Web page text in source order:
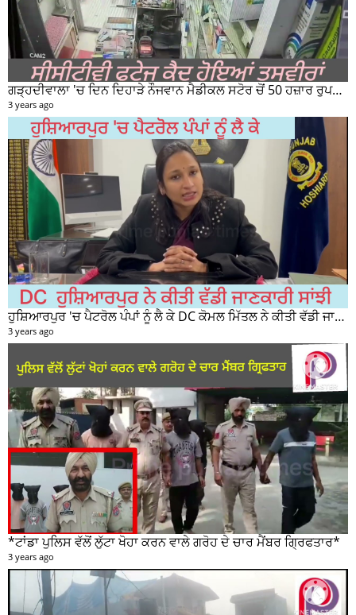
ਗੜ੍ਹਦੀਵਾਲਾ 'ਚ ਦਿਨ ਦਿਹਾੜੇ ਨੌਜਵਾਨ ਮੈਡੀਕਲ ਸਟੋਰ ਚੋਂ 50 ਹਜ਼ਾਰ ਰੁਪਏ ਦੀ ਨਕਦੀ ਚੋਰੀ ਕਰਕੇ ਹੋਇਆ ਰਫੂਚੱਕਰ
3 years ago
3 years ago
*ਟਾਂਡਾ ਪੁਲਿਸ ਵੱਲੋਂ ਲੁੱਟਾ ਖੋਹਾ ਕਰਨ ਵਾਲੇ ਗਰੋਹ ਦੇ ਚਾਰ ਮੈਂਬਰ ਗ੍ਰਿਫਤਾਰ*